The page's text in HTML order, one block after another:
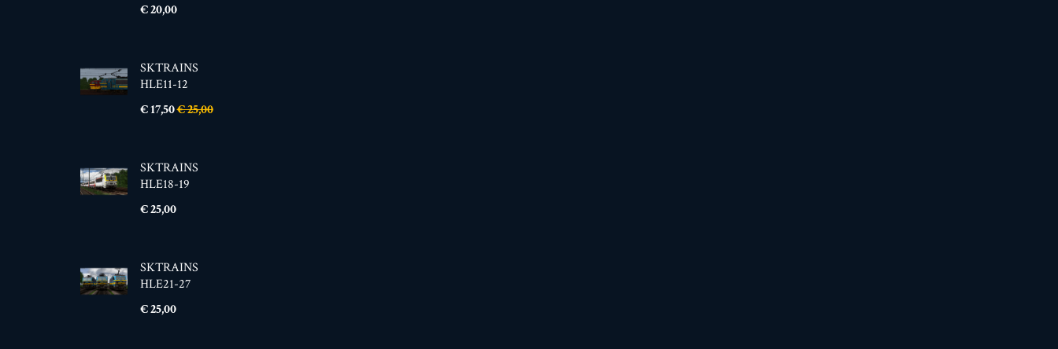
Prijs
€ 20,00
SKTRAINS
HLE11-12
Prijs
€ 17,50Normale
€ 25,00
SKTRAINS
HLE18-19
Prijs
€ 25,00
SKTRAINS
HLE21-27
Prijs
€ 25,00